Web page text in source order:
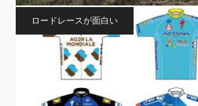
ロードレースが面白い